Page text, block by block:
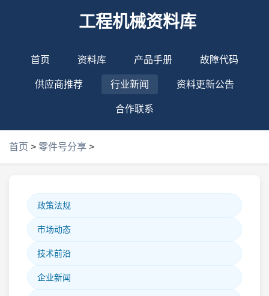
工程机械资料库
首页 资料库 产品手册 故障代码
供应商推荐 行业新闻 资料更新公告
合作联系
首页 > 零件号分享 >
政策法规
市场动态
技术前沿
企业新闻